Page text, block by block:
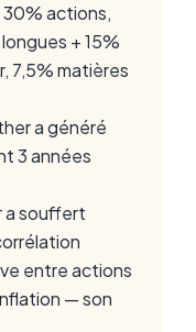
30% actions,
+ 15%
7,5% matières
a généré
3 années
a souffert
entre actions
— son